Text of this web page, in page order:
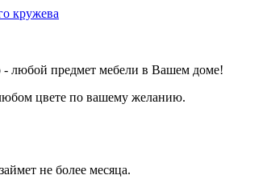
кружева
- любой предмет мебели в Вашем доме!
цвете по вашему желанию.
не более месяца.